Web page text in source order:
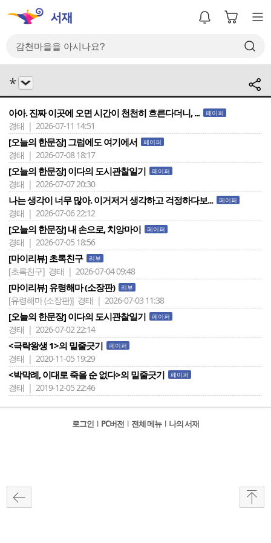
*
아아. 진짜 이곳에 오면 시간이 천천히 흐른다더니, ... 페이퍼
경태 | 2026-07-11 14:51
[오늘의 한문장] 그럼에도 여기에서 페이퍼
경태 | 2026-07-08 18:17
[오늘의 한문장] 이다의 도시관찰일기 페이퍼
경태 | 2026-07-07 20:30
나는 생각이 너무 많아. 이거저거 생각하고 걱정하다보... 페이퍼
경태 | 2026-07-06 22:12
[오늘의 한문장] 내 손으로, 치앙마이 페이퍼
경태 | 2026-07-05 18:56
[마이리뷰] 초록친구 리뷰
[초록친구] 경태 | 2026-07-04 09:48
[마이리뷰] 유령해마 (소장판) 리뷰
[유령해마 (소장판)] 경태 | 2026-07-03 11:38
[오늘의 한문장] 이다의 도시관찰일기 페이퍼
경태 | 2026-07-02 22:14
<극락왕생 1>의 밑줄긋기 페이퍼
경태 | 2020-11-05 19:29
<박막례, 이대로 죽을 순 없다>의 밑줄긋기 페이퍼
경태 | 2019-12-05 22:46
로그인 l PC버전 l 전체 메뉴 l 나의 서재